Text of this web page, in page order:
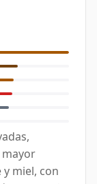
mayor
miel, con